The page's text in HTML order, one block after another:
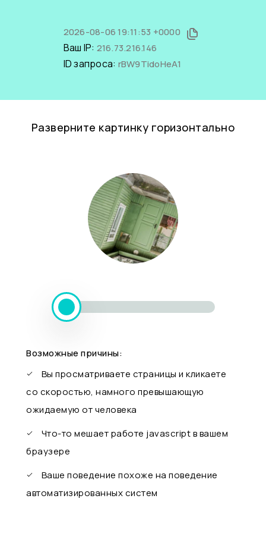
2026-08-06 19:11:53 +0000
Ваш IP: 216.73.216.146
ID запроса: rBW9TidoHeA1
Разверните картинку горизонтально
Возможные причины:
Вы просматриваете страницы и кликаете
со скоростью, намного превышающую
ожидаемую от человека
Что-то мешает работе javascript в вашем
браузере
Ваше поведение похоже на поведение
автоматизированных систем